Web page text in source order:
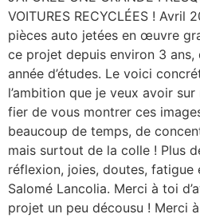
VOITURES RECYCLÉES ! Avril
pièces auto jetées en œuvre
ce projet depuis environ 3 ans,
année d’études. Le voici
l’ambition que je veux avoir
fier de vous montrer ces
beaucoup de temps, de
mais surtout de la colle ! Plus
réflexion, joies, doutes,
Salomé Lancolia. Merci à toi
projet un peu décousu ! Merci